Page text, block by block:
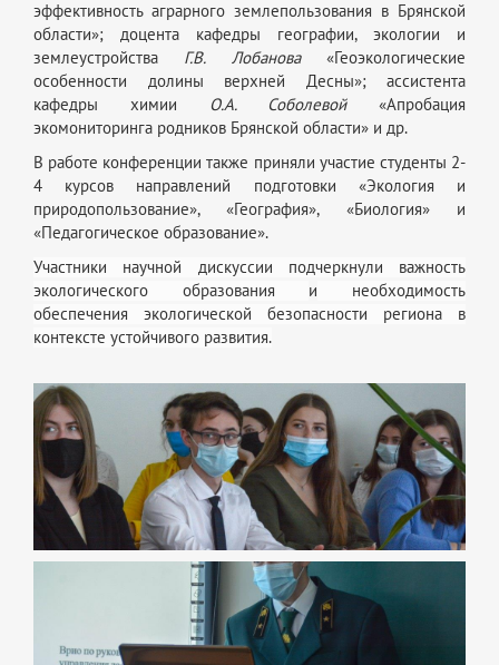
эффективность аграрного землепользования в Брянской
области»; доцента кафедры географии, экологии и
землеустройства Г.В. Лобанова«Геоэкологические
особенности долины верхней Десны»; ассистента
кафедры химии О.А. Соболевой «Апробация
экомониторинга родников Брянской области» и др.
В работе конференции также приняли участие студенты 2-
4 курсов направлений подготовки «Экология и
природопользование», «География», «Биология» и
«Педагогическое образование».
Участники научной дискуссии подчеркнули важность
экологического образования и необходимость
обеспечения экологической безопасности региона в
контексте устойчивого развития.